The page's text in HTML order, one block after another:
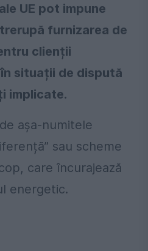
UE pot impune
furnizarea de
clienții
situații de dispută
implicate.
așa-numitele
sau scheme
care încurajează
energetic.